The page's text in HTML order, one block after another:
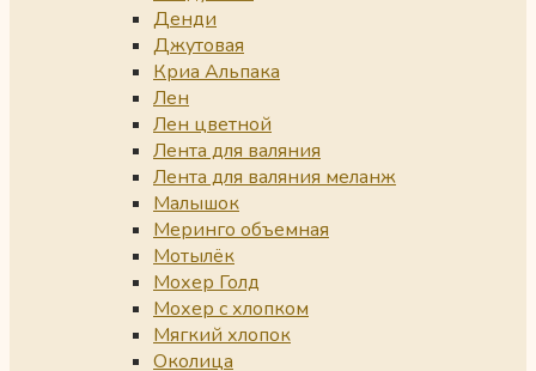
Денди
Джутовая
Криа Альпака
Лен
Лен цветной
Лента для валяния
Лента для валяния меланж
Малышок
Меринго объемная
Мотылёк
Мохер Голд
Мохер с хлопком
Мягкий хлопок
Околица